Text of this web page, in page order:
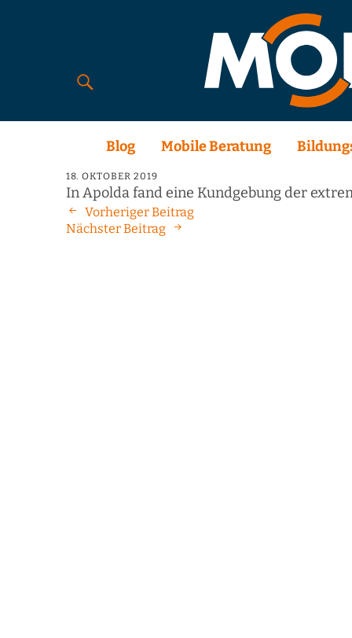
Blog Mobile Beratung
18. OKTOBER 2019
In Apolda fand eine Kundgebung der
Vorheriger Beitrag
Nächster Beitrag